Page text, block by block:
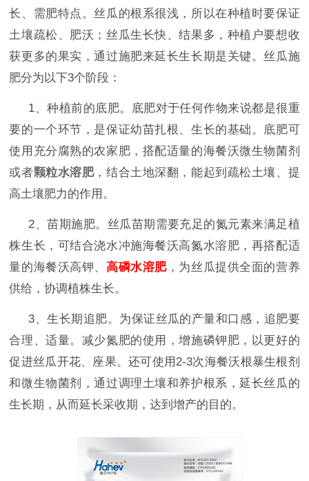
长、需肥特点。丝瓜的根系很浅，所以在种植时要保证
土壤疏松、肥沃；丝瓜生长快、结果多，种植户要想收
获更多的果实，通过施肥来延长生长期是关键。丝瓜施
肥分为以下3个阶段：
1、种植前的底肥。底肥对于任何作物来说都是很重
要的一个环节，是保证幼苗扎根、生长的基础。底肥可
使用充分腐熟的农家肥，搭配适量的海餐沃微生物菌剂
或者颗粒水溶肥，结合土地深翻，能起到疏松土壤、提
高土壤肥力的作用。
2、苗期施肥。丝瓜苗期需要充足的氮元素来满足植
株生长，可结合浇水冲施海餐沃高氮水溶肥，再搭配适
量的海餐沃高钾、高磷水溶肥，为丝瓜提供全面的营养
供给，协调植株生长。
3、生长期追肥。为保证丝瓜的产量和口感，追肥要
合理、适量。减少氮肥的使用，增施磷钾肥，以更好的
促进丝瓜开花、座果。还可使用2-3次海餐沃根暴生根剂
和微生物菌剂，通过调理土壤和养护根系，延长丝瓜的
生长期，从而延长采收期，达到增产的目的。